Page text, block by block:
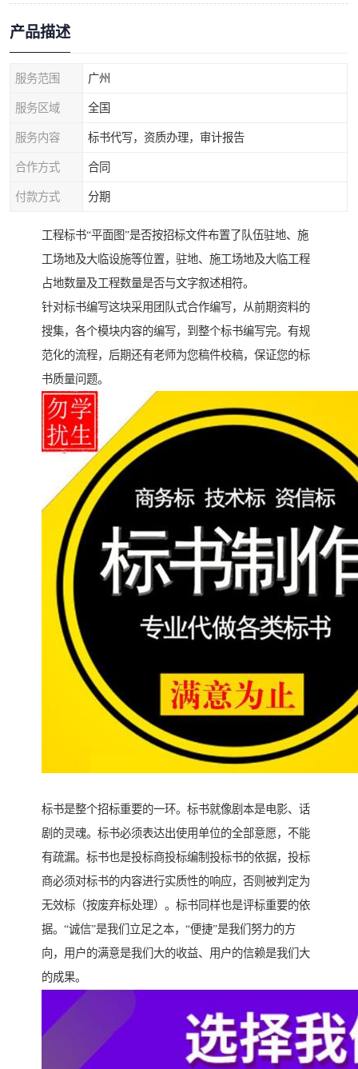
产品描述
服务范围 广州
服务区域 全国
服务内容 标书代写，资质办理，审计报告
合作方式 合同
付款方式 分期
工程标书“平面图”是否按招标文件布置了队伍驻地、施
工场地及大临设施等位置，驻地、施工场地及大临工程
占地数量及工程数量是否与文字叙述相符。
针对标书编写这块采用团队式合作编写，从前期资料的
搜集，各个模块内容的编写，到整个标书编写完。有规
范化的流程，后期还有老师为您稿件校稿，保证您的标
书质量问题。
标书是整个招标重要的一环。标书就像剧本是电影、话
剧的灵魂。标书必须表达出使用单位的全部意愿，不能
有疏漏。标书也是投标商投标编制投标书的依据，投标
商必须对标书的内容进行实质性的响应，否则被判定为
无效标（按废弃标处理）。标书同样也是评标重要的依
据。“诚信”是我们立足之本，“便捷”是我们努力的方
向，用户的满意是我们大的收益、用户的信赖是我们大
的成果。